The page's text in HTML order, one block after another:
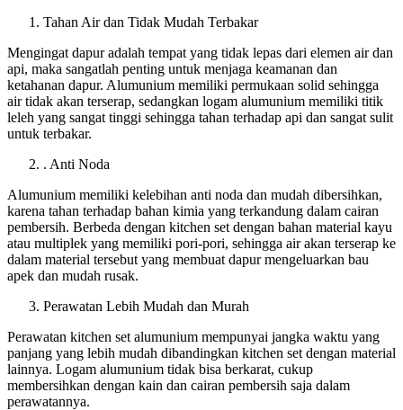
Tahan Air dan Tidak Mudah Terbakar
Mengingat dapur adalah tempat yang tidak lepas dari elemen air dan
api, maka sangatlah penting untuk menjaga keamanan dan
ketahanan dapur. Alumunium memiliki permukaan solid sehingga
air tidak akan terserap, sedangkan logam alumunium memiliki titik
leleh yang sangat tinggi sehingga tahan terhadap api dan sangat sulit
untuk terbakar.
. Anti Noda
Alumunium memiliki kelebihan anti noda dan mudah dibersihkan,
karena tahan terhadap bahan kimia yang terkandung dalam cairan
pembersih. Berbeda dengan kitchen set dengan bahan material kayu
atau multiplek yang memiliki pori-pori, sehingga air akan terserap ke
dalam material tersebut yang membuat dapur mengeluarkan bau
apek dan mudah rusak.
Perawatan Lebih Mudah dan Murah
Perawatan kitchen set alumunium mempunyai jangka waktu yang
panjang yang lebih mudah dibandingkan kitchen set dengan material
lainnya. Logam alumunium tidak bisa berkarat, cukup
membersihkan dengan kain dan cairan pembersih saja dalam
perawatannya.